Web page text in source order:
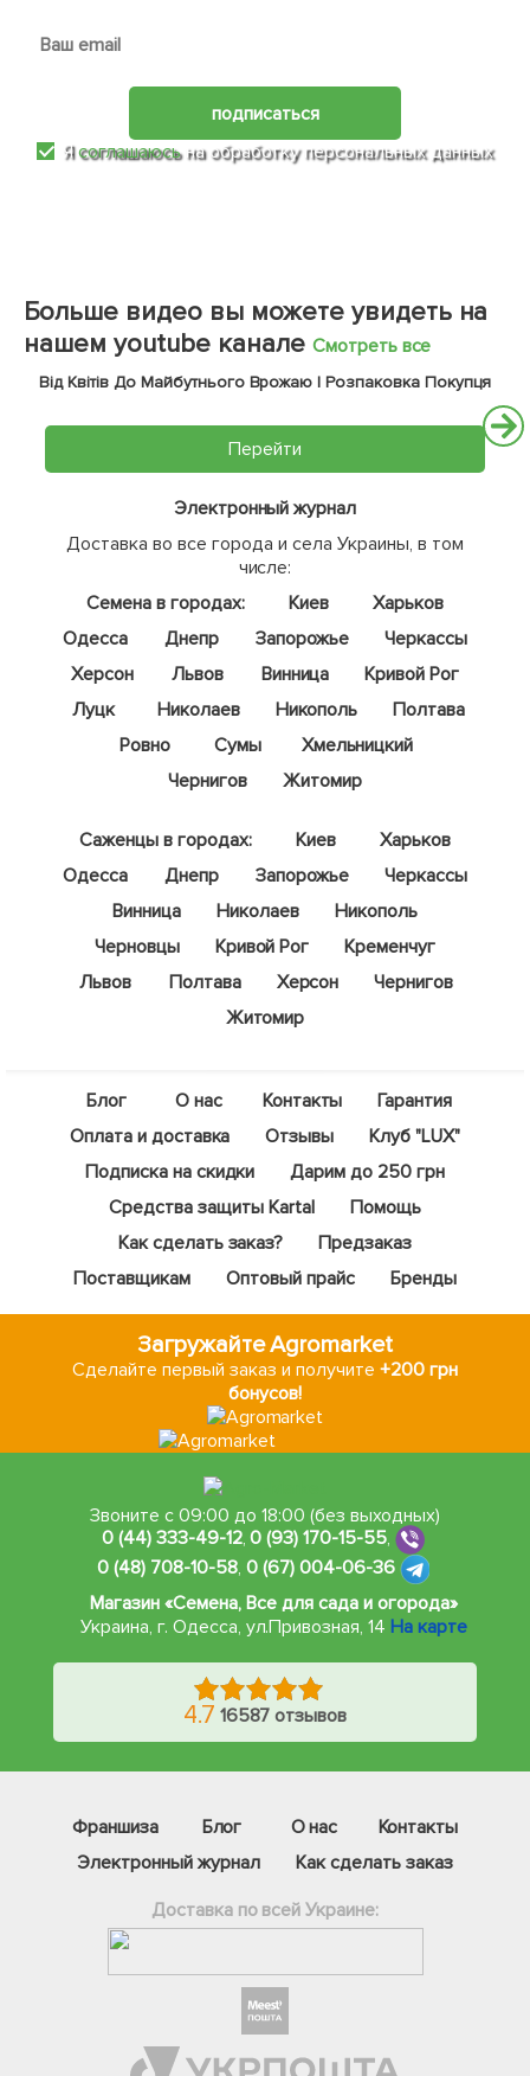
подписаться
Ясоглашаюсьна обработку персональных данных
Больше видео вы можете увидеть на
нашем youtube канале Смотреть все
Від Квітів До Майбутнього Врожаю | Розпаковка Покупця
Перейти
Электронный журнал
Доставка во все города и села Украины, в том
числе:
Семена в городах:
Киев
Харьков
Одесса
Днепр Запорожье
Черкассы
Херсон
Львов Винница
Кривой Рог
Луцк
Николаев Никополь
Полтава
Ровно
Сумы
Хмельницкий
Чернигов
Житомир
Саженцы в городах: Киев
Харьков
Одесса
Днепр Запорожье
Черкассы
Винница
Николаев
Никополь
Черновцы
Кривой Рог
Кременчуг
Львов
Полтава Херсон
Чернигов
Житомир
Блог О нас Контакты
Гарантия
Оплата и доставка
Отзывы
Клуб "LUX"
Подписка на скидки
Дарим до 250 грн
Средства защиты Kartal
Помощь
Как сделать заказ?
Предзаказ
Поставщикам
Оптовый прайс Бренды
Загружайте Agromarket
Сделайте первый заказ и получите +200 грн
бонусов!
Звоните с 09:00 до 18:00 (без выходных)
0 (44) 333-49-12,0 (93) 170-15-55,
0 (48) 708-10-58, 0 (67) 004-06-36
Магазин «Семена, Все для сада и огорода»
Украина, г. Одесса, ул.Привозная, 14 На карте
4.7 16587 отзывов
Франшиза Блог О нас
Контакты
Электронный журнал
Как сделать заказ
Доставка по всей Украине: